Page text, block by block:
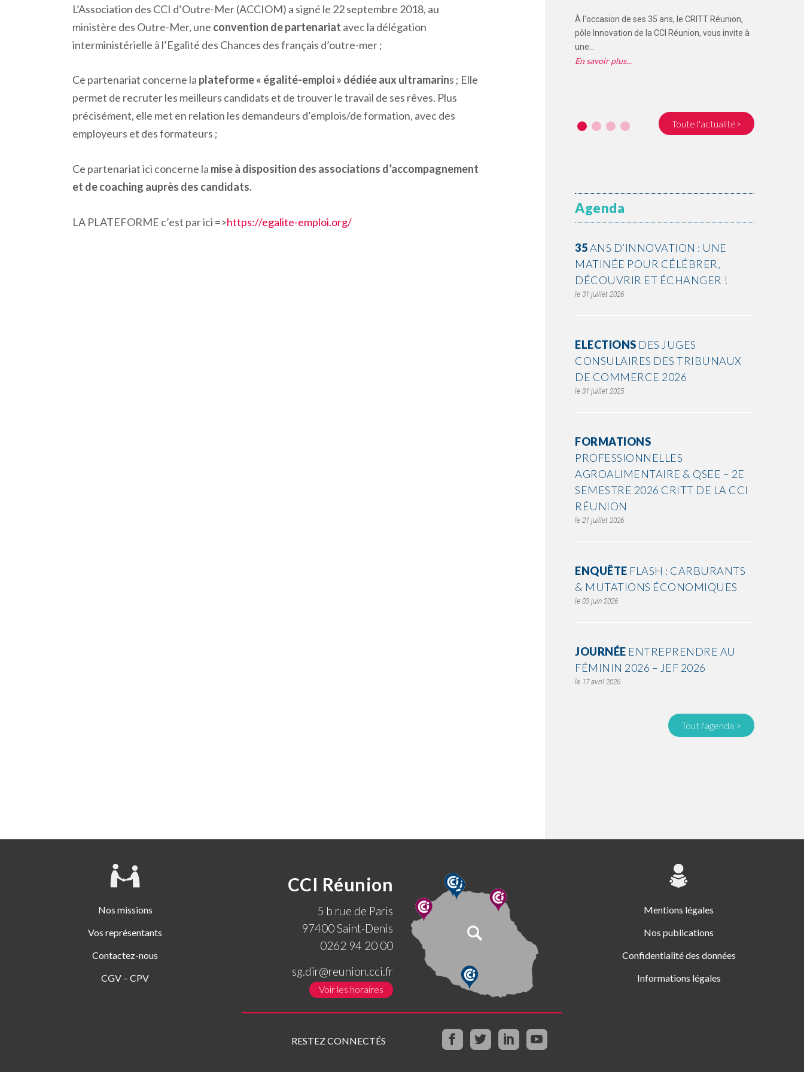
L’Association des CCI d’Outre-Mer (ACCIOM) a signé le 22 septembre 2018, au
ministère des Outre-Mer, une convention de partenariat avec la délégation
interministérielle à l’Egalité des Chances des français d’outre-mer ;
Ce partenariat concerne la plateforme « égalité-emploi » dédiée aux ultramarins ; Elle
permet de recruter les meilleurs candidats et de trouver le travail de ses rêves. Plus
précisément, elle met en relation les demandeurs d’emplois/de formation, avec des
employeurs et des formateurs ;
Ce partenariat ici concerne la mise à disposition des associations d’accompagnement
et de coaching auprès des candidats.
LA PLATEFORME c’est par ici =>https://egalite-emploi.org/
pôle Innovation de la CCI Réunion, vous invite à
une...
Réunion salue un signal positif pour les...
En savoir plus
Toute l'actualité>
Agenda
35ANS D’INNOVATION : UNE
MATINÉE POUR CÉLÉBRER,
DÉCOUVRIR ET ÉCHANGER !
31 juillet 2026
ELECTIONS DES JUGES
CONSULAIRES DES TRIBUNAUX
DE COMMERCE 2026
31 juillet 2025
FORMATIONS
PROFESSIONNELLES
AGROALIMENTAIRE & QSEE – 2E
SEMESTRE 2026 CRITT DE LA CCI
RÉUNION
21 juillet 2026
ENQUÊTE FLASH : CARBURANTS
& MUTATIONS ÉCONOMIQUES
03 juin 2026
JOURNÉE ENTREPRENDRE AU
FÉMININ 2026 – JEF 2026
17 avril 2026
Tout l'agenda >
Nos missions
Vos représentants
Contactez-nous
CGV – CPV
CCI Réunion
5 b rue de Paris
97400 Saint-Denis
0262 94 20 00
sg.dir@reunion.cci.fr
Voir les horaires
RESTEZ CONNECTÉS
Mentions légales
Nos publications
Confidentialité des données
Informations légales